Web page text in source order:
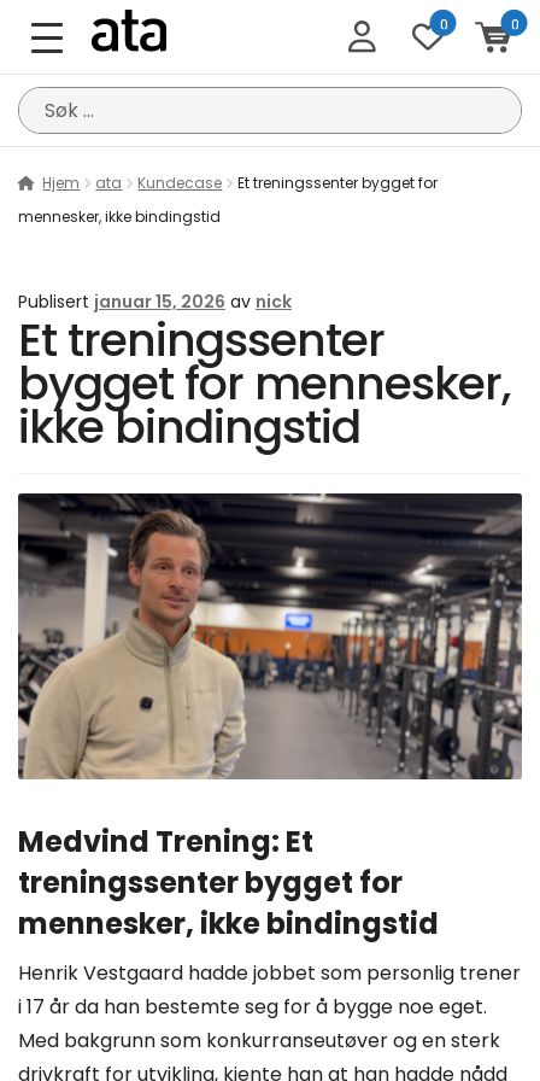
0 0
Søk
etter:
Hjem ata Kundecase
Et treningssenter bygget for
mennesker, ikke bindingstid
Publisert januar 15, 2026 av nick
Et treningssenter
bygget for mennesker,
ikke bindingstid
Medvind Trening: Et
treningssenter bygget for
mennesker, ikke bindingstid
Henrik Vestgaard hadde jobbet som personlig trener
i 17 år da han bestemte seg for å bygge noe eget.
Med bakgrunn som konkurranseutøver og en sterk
drivkraft for utvikling, kjente han at han hadde nådd